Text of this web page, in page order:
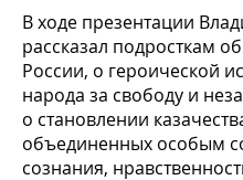
В ходе презентации
рассказал подросткам
России, о героической
народа за свободу и
о становлении
объединенных особым
сознания,